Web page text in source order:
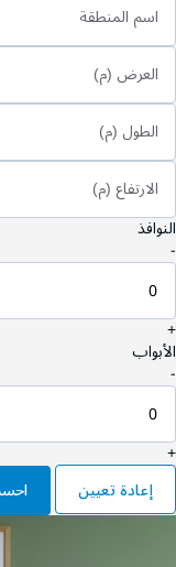
اسم المنطقة
العرض (م)
الطول (م)
الارتفاع (م)
النوافذ
-
+
الأبواب
-
+
إعادة تعيين